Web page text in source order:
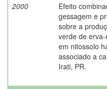
2000
Efeito
gessagem e
sobre a
verde de
em nitossolo
associado a
Irati, PR.